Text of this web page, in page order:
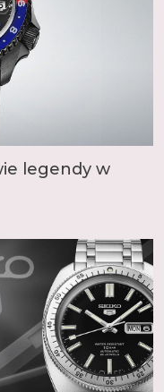
legendy w